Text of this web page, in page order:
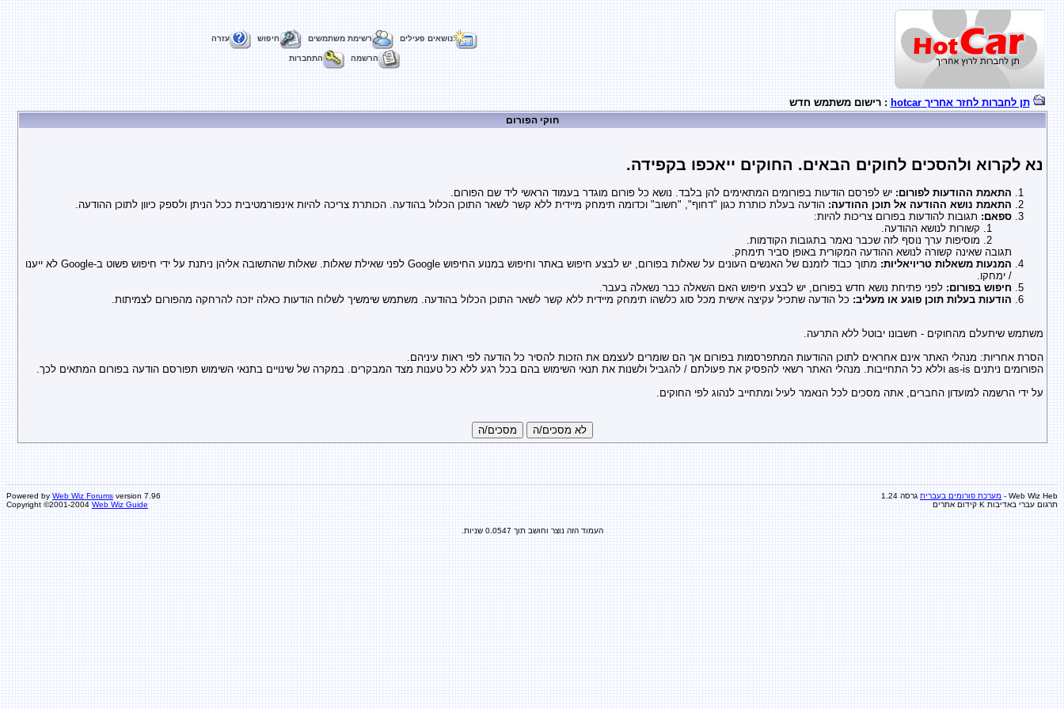
נושאים פעילים רשימת משתמשים חיפוש עזרה
הרשמה התחברות
תן לחברות לחזר אחריך hotcar : רישום משתמש חדש
חוקי הפורום
נא לקרוא ולהסכים לחוקים הבאים. החוקים ייאכפו בקפידה.
התאמת ההודעות לפורום: יש לפרסם הודעות בפורומים המתאימים להן בלבד. נושא כל פורום מוגדר בעמוד הראשי ליד שם הפורום.
התאמת נושא ההודעה אל תוכן ההודעה: הודעה בעלת כותרת כגון "דחוף", "חשוב" וכדומה תימחק מיידית ללא קשר לשאר התוכן הכלול בהודעה. הכותרת צריכה להיות אינפורמטיבית ככל הניתן ולספק כיוון לתוכן ההודעה.
ספאם: תגובות להודעות בפורום צריכות להיות:
קשורות לנושא ההודעה.
מוסיפות ערך נוסף לזה שכבר נאמר בתגובות הקודמות.
תגובה שאינה קשורה לנושא ההודעה המקורית באופן סביר תימחק.
המנעות משאלות טריויאליות:
מתוך כבוד לזמנם של האנשים העונים על שאלות בפורום, יש לבצע חיפוש באתר וחיפוש במנוע החיפוש Google לפני שאילת שאלות. שאלות שהתשובה אליהן ניתנת על ידי חיפוש פשוט ב-Google לא ייענו
/ ימחקו.
חיפוש בפורום: לפני פתיחת נושא חדש בפורום, יש לבצע חיפוש האם השאלה כבר נשאלה בעבר.
הודעות בעלות תוכן פוגע או מעליב: כל הודעה שתכיל עקיצה אישית מכל סוג כלשהו תימחק מיידית ללא קשר לשאר התוכן הכלול בהודעה. משתמש שימשיך לשלוח הודעות כאלה יזכה להרחקה מהפורום לצמיתות.
משתמש שיתעלם מהחוקים - חשבונו יבוטל ללא התרעה.
הסרת אחריות: מנהלי האתר אינם אחראים לתוכן ההודעות המתפרסמות בפורום אך הם שומרים לעצמם את הזכות להסיר כל הודעה לפי ראות עיניהם.
הפורומים ניתנים as-is וללא כל התחייבות. מנהלי האתר רשאי להפסיק את פעולתם / להגביל ולשנות את תנאי השימוש בהם בכל רגע ללא כל טענות מצד המבקרים. במקרה של שינויים בתנאי השימוש תפורסם הודעה בפורום המתאים לכך.
על ידי הרשמה למועדון החברים, אתה מסכים לכל הנאמר לעיל ומתחייב לנהוג לפי החוקים.
Web Wiz Heb - מערכת פורומים בעברית גרסה 1.24
תרגום עברי באדיבות K
קידום אתרים
Powered by Web Wiz Forums version 7.96
Copyright ©2001-2004 Web Wiz Guide
העמוד הזה נוצר וחושב תוך 0.0547 שניות.